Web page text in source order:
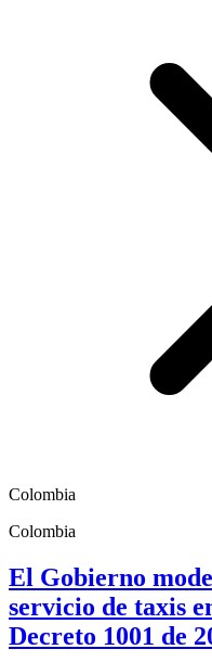
Colombia
Colombia
El Gobierno
servicio de taxis
Decreto 1001 de